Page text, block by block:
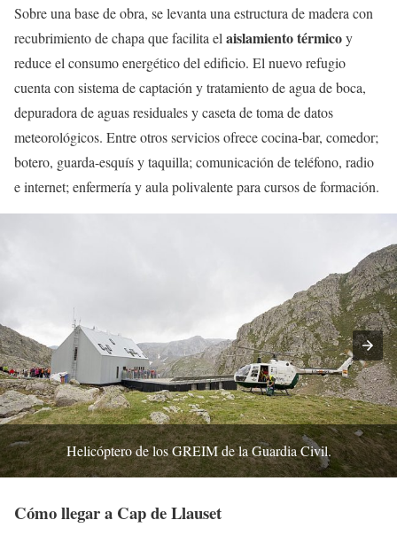
Sobre una base de obra, se levanta una estructura de madera con
recubrimiento de chapa que facilita el aislamiento térmicoy
reduce el consumo energético del edificio. El nuevo refugio
cuenta con sistema de captación y tratamiento de agua de boca,
depuradora de aguas residuales y caseta de toma de datos
meteorológicos. Entre otros servicios ofrece cocina-bar, comedor;
botero, guarda-esquís y taquilla; comunicación de teléfono, radio
e internet; enfermería y aula polivalente para cursos de formación.
Helicóptero de los GREIM de la Guardia Civil.
Cómo llegar a Cap de Llauset